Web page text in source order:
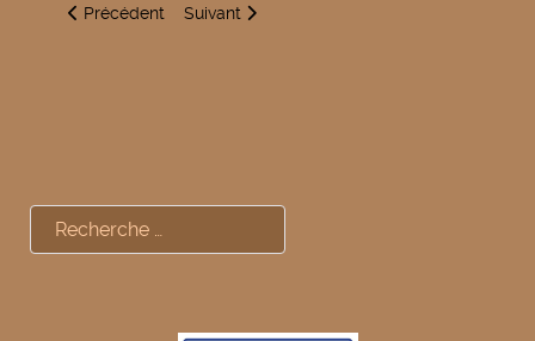
Article précédent : Fête communale de Corbény
Précédent Article suivant : Brocante Oeuilly
Suivant
Rechercher